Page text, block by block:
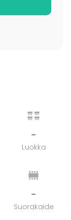
-
Luokka
-
Suorakaide